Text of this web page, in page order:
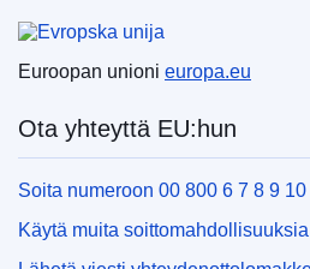
Euroopan unioni
Euroopan unioni europa.eu
Ota yhteyttä EU:hun
Soita numeroon 00 800 6 7 8 9 10
Käytä muita soittomahdollisuuksia